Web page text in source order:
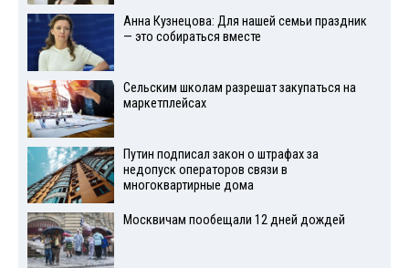
Анна Кузнецова: Для нашей семьи праздник
— это собираться вместе
Сельским школам разрешат закупаться на
маркетплейсах
Путин подписал закон о штрафах за
недопуск операторов связи в
многоквартирные дома
Москвичам пообещали 12 дней дождей